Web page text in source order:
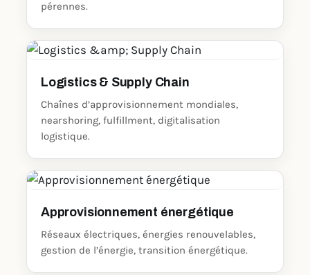
pérennes.
Logistics & Supply Chain
Chaînes d’approvisionnement mondiales,
nearshoring, fulfillment, digitalisation
logistique.
Approvisionnement énergétique
Réseaux électriques, énergies renouvelables,
gestion de l’énergie, transition énergétique.